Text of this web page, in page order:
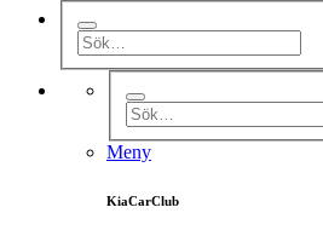
Meny
KiaCarClub